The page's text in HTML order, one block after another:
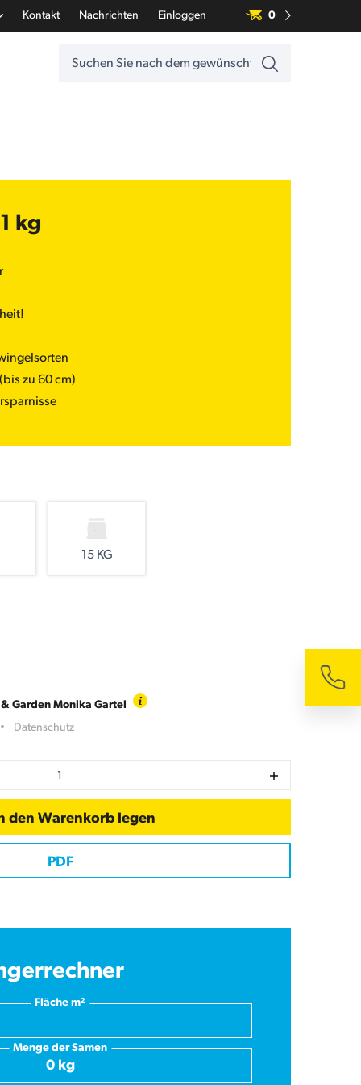
Kontakt Nachrichten Einloggen 0
kg
zu 60 cm)
15 KG
Garden Monika Gartel
Datenschutz
1
den Warenkorb legen
PDF
Fläche m²
Menge der Samen